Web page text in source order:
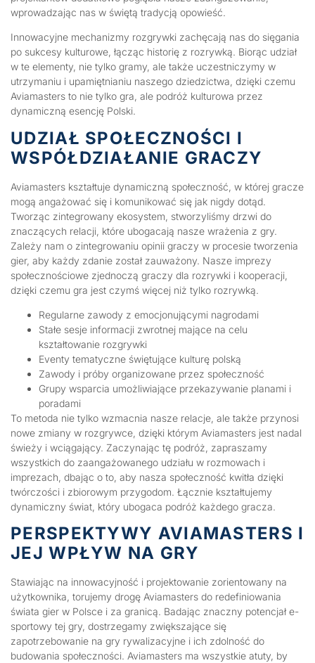
wprowadzając nas w świętą tradycją opowieść.
Innowacyjne mechanizmy rozgrywki zachęcają nas do sięgania
po sukcesy kulturowe, łącząc historię z rozrywką. Biorąc udział
w te elementy, nie tylko gramy, ale także uczestniczymy w
utrzymaniu i upamiętnianiu naszego dziedzictwa, dzięki czemu
Aviamasters to nie tylko gra, ale podróż kulturowa przez
dynamiczną esencję Polski.
UDZIAŁ SPOŁECZNOŚCI I
WSPÓŁDZIAŁANIE GRACZY
Aviamasters kształtuje dynamiczną społeczność, w której gracze
mogą angażować się i komunikować się jak nigdy dotąd.
Tworząc zintegrowany ekosystem, stworzyliśmy drzwi do
znaczących relacji, które ubogacają nasze wrażenia z gry.
Zależy nam o zintegrowaniu opinii graczy w procesie tworzenia
gier, aby każdy zdanie został zauważony. Nasze imprezy
społecznościowe zjednoczą graczy dla rozrywki i kooperacji,
dzięki czemu gra jest czymś więcej niż tylko rozrywką.
Regularne zawody z emocjonującymi nagrodami
Stałe sesje informacji zwrotnej mające na celu
kształtowanie rozgrywki
Eventy tematyczne świętujące kulturę polską
Zawody i próby organizowane przez społeczność
Grupy wsparcia umożliwiające przekazywanie planami i
poradami
To metoda nie tylko wzmacnia nasze relacje, ale także przynosi
nowe zmiany w rozgrywce, dzięki którym Aviamasters jest nadal
świeży i wciągający. Zaczynając tę podróż, zapraszamy
wszystkich do zaangażowanego udziału w rozmowach i
imprezach, dbając o to, aby nasza społeczność kwitła dzięki
twórczości i zbiorowym przygodom. Łącznie kształtujemy
dynamiczny świat, który ubogaca podróż każdego gracza.
PERSPEKTYWY AVIAMASTERS I
JEJ WPŁYW NA GRY
Stawiając na innowacyjność i projektowanie zorientowany na
użytkownika, torujemy drogę Aviamasters do redefiniowania
świata gier w Polsce i za granicą. Badając znaczny potencjał e-
sportowy tej gry, dostrzegamy zwiększające się
zapotrzebowanie na gry rywalizacyjne i ich zdolność do
budowania społeczności. Aviamasters ma wszystkie atuty, by